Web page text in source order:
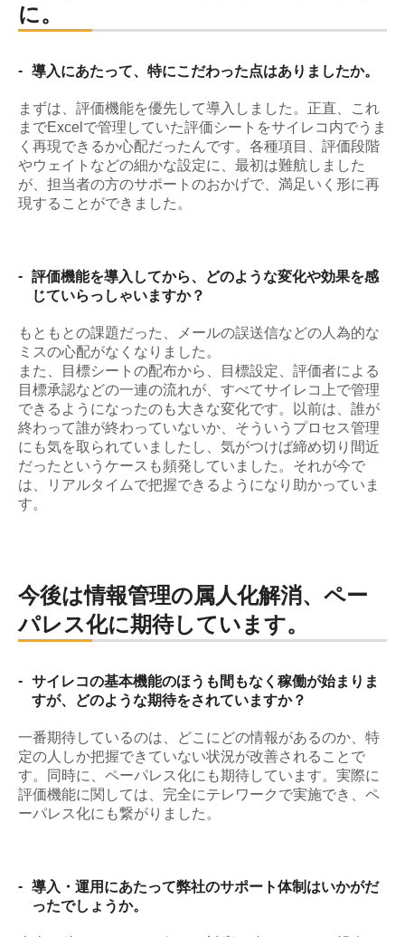
に。
- 導入にあたって、特にこだわった点はありましたか。
まずは、評価機能を優先して導入しました。正直、これ
までExcelで管理していた評価シートをサイレコ内でうま
く再現できるか心配だったんです。各種項目、評価段階
やウェイトなどの細かな設定に、最初は難航しました
が、担当者の方のサポートのおかげで、満足いく形に再
現することができました。
- 評価機能を導入してから、どのような変化や効果を感
じていらっしゃいますか？
もともとの課題だった、メールの誤送信などの人為的な
ミスの心配がなくなりました。
また、目標シートの配布から、目標設定、評価者による
目標承認などの一連の流れが、すべてサイレコ上で管理
できるようになったのも大きな変化です。以前は、誰が
終わって誰が終わっていないか、そういうプロセス管理
にも気を取られていましたし、気がつけば締め切り間近
だったというケースも頻発していました。それが今で
は、リアルタイムで把握できるようになり助かっていま
す。
今後は情報管理の属人化解消、ペー
パレス化に期待しています。
- サイレコの基本機能のほうも間もなく稼働が始まりま
すが、どのような期待をされていますか？
一番期待しているのは、どこにどの情報があるのか、特
定の人しか把握できていない状況が改善されることで
す。同時に、ペーパレス化にも期待しています。実際に
評価機能に関しては、完全にテレワークで実施でき、ペ
ーパレス化にも繋がりました。
- 導入・運用にあたって弊社のサポート体制はいかがだ
ったでしょうか。